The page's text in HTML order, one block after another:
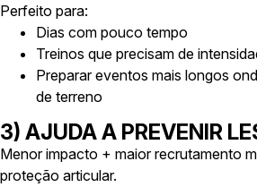
Perfeito para:
Dias com pouco tempo
Treinos que precisam de
Preparar eventos mais longos
de terreno
3) AJUDA A PREVENIR
Menor impacto + maior recrutamento
proteção articular.